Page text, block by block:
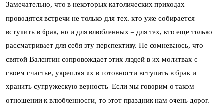
Замечательно, что в некоторых католических приходах
проводятся встречи не только для тех, кто уже собирается
вступить в брак, но и для влюбленных – для тех, кто еще только
рассматривает для себя эту перспективу. Не сомневаюсь, что
святой Валентин сопровождает этих людей в их молитвах о
своем счастье, укрепляя их в готовности вступить в брак и
хранить супружескую верность. Если мы говорим о таком
отношении к влюбленности, то этот праздник нам очень дорог.